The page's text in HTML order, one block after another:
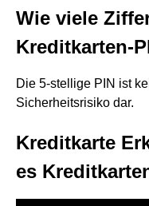
Wie viele
Kreditkarten-
Die 5-stellige PIN ist
Sicherheitsrisiko dar.
Kreditkarte
es